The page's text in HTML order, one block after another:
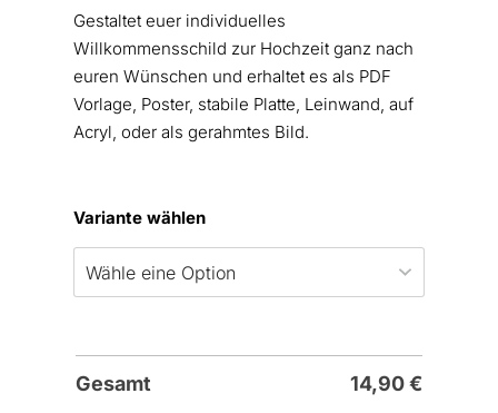
Gestaltet euer individuelles
Willkommensschild zur Hochzeit ganz nach
euren Wünschen und erhaltet es als PDF
Vorlage, Poster, stabile Platte, Leinwand, auf
Acryl, oder als gerahmtes Bild.
Variante wählen
Gesamt 14,90€